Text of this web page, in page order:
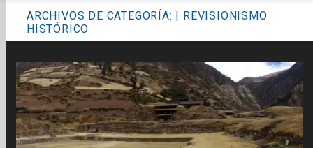
ARCHIVOS DE CATEGORÍA: | REVISIONISMO
HISTÓRICO